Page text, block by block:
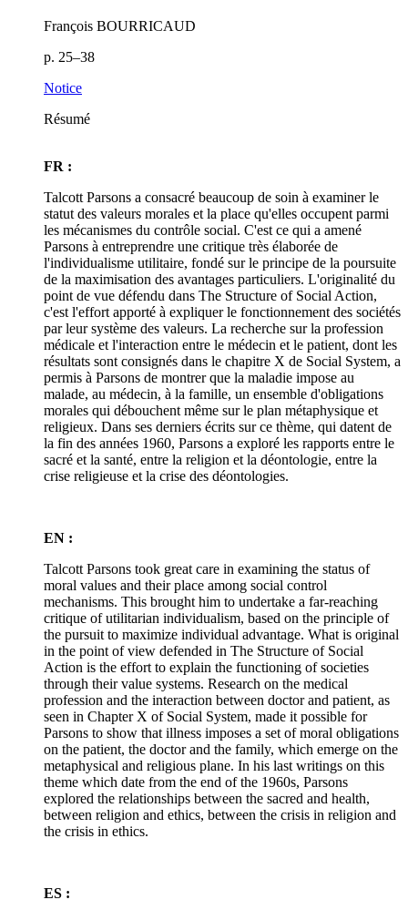
François BOURRICAUD
p. 25–38
Notice
Résumé
FR :
Talcott Parsons a consacré beaucoup de soin à examiner le
statut des valeurs morales et la place qu'elles occupent parmi
les mécanismes du contrôle social. C'est ce qui a amené
Parsons à entreprendre une critique très élaborée de
l'individualisme utilitaire, fondé sur le principe de la poursuite
de la maximisation des avantages particuliers. L'originalité du
point de vue défendu dans The Structure of Social Action,
c'est l'effort apporté à expliquer le fonctionnement des sociétés
par leur système des valeurs. La recherche sur la profession
médicale et l'interaction entre le médecin et le patient, dont les
résultats sont consignés dans le chapitre X de Social System, a
permis à Parsons de montrer que la maladie impose au
malade, au médecin, à la famille, un ensemble d'obligations
morales qui débouchent même sur le plan métaphysique et
religieux. Dans ses derniers écrits sur ce thème, qui datent de
la fin des années 1960, Parsons a exploré les rapports entre le
sacré et la santé, entre la religion et la déontologie, entre la
crise religieuse et la crise des déontologies.
EN :
Talcott Parsons took great care in examining the status of
moral values and their place among social control
mechanisms. This brought him to undertake a far-reaching
critique of utilitarian individualism, based on the principle of
the pursuit to maximize individual advantage. What is original
in the point of view defended in The Structure of Social
Action is the effort to explain the functioning of societies
through their value systems. Research on the medical
profession and the interaction between doctor and patient, as
seen in Chapter X of Social System, made it possible for
Parsons to show that illness imposes a set of moral obligations
on the patient, the doctor and the family, which emerge on the
metaphysical and religious plane. In his last writings on this
theme which date from the end of the 1960s, Parsons
explored the relationships between the sacred and health,
between religion and ethics, between the crisis in religion and
the crisis in ethics.
ES :